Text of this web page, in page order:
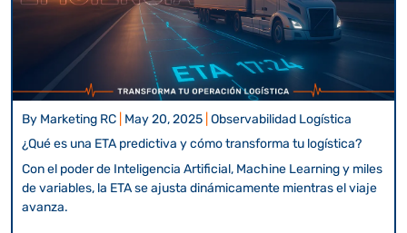
By Marketing RC May 20, 2025 Observabilidad Logística
¿Qué es una ETA predictiva y cómo transforma tu logística?
Con el poder de Inteligencia Artificial, Machine Learning y miles
de variables, la ETA se ajusta dinámicamente mientras el viaje
avanza.